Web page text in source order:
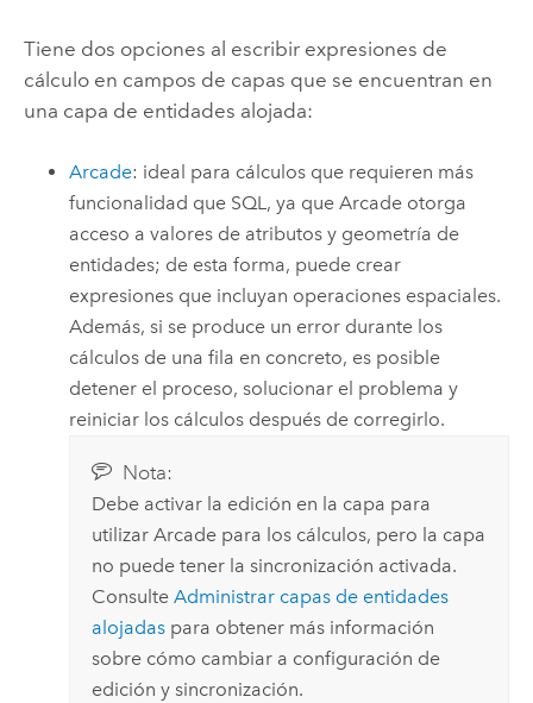
Tiene dos opciones al escribir expresiones de
cálculo en campos de capas que se encuentran en
una capa de entidades alojada:
Arcade: ideal para cálculos que requieren más
funcionalidad que SQL, ya que Arcade otorga
acceso a valores de atributos y geometría de
entidades; de esta forma, puede crear
expresiones que incluyan operaciones espaciales.
Además, si se produce un error durante los
cálculos de una fila en concreto, es posible
detener el proceso, solucionar el problema y
reiniciar los cálculos después de corregirlo.
Nota:
Debe activar la edición en la capa para
utilizar Arcade para los cálculos, pero la capa
no puede tener la sincronización activada.
Consulte Administrar capas de entidades
alojadaspara obtener más información
sobre cómo cambiar a configuración de
edición y sincronización.